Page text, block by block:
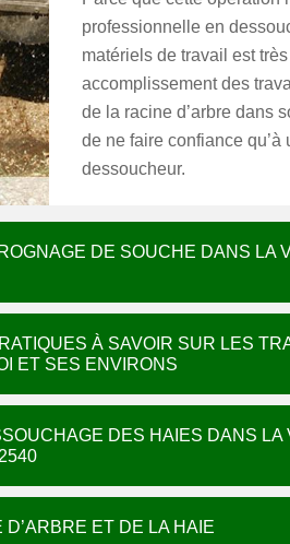
professionnelle en
matériels de travail est
accomplissement des
de la racine d’arbre dans
de ne faire confiance
dessoucheur.
DE SOUCHE DANS LA
À SAVOIR SUR LES
ET SES ENVIRONS
DES HAIES DANS
ET DE LA HAIE